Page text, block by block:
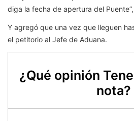
diga la fecha de apertura del
Y agregó que una vez que lleguen
el petitorio al Jefe de Aduana.
¿Qué opinión
nota?